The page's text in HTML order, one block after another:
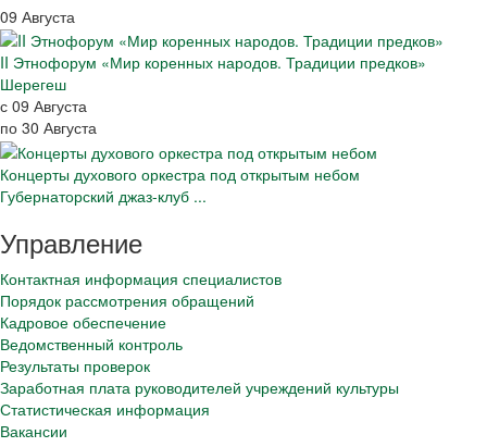
09 Августа
II Этнофорум «Мир коренных народов. Традиции предков»
Шерегеш
с 09 Августа
по 30 Августа
Концерты духового оркестра под открытым небом
Губернаторский джаз-клуб ...
Управление
Контактная информация специалистов
Порядок рассмотрения обращений
Кадровое обеспечение
Ведомственный контроль
Результаты проверок
Заработная плата руководителей учреждений культуры
Статистическая информация
Вакансии